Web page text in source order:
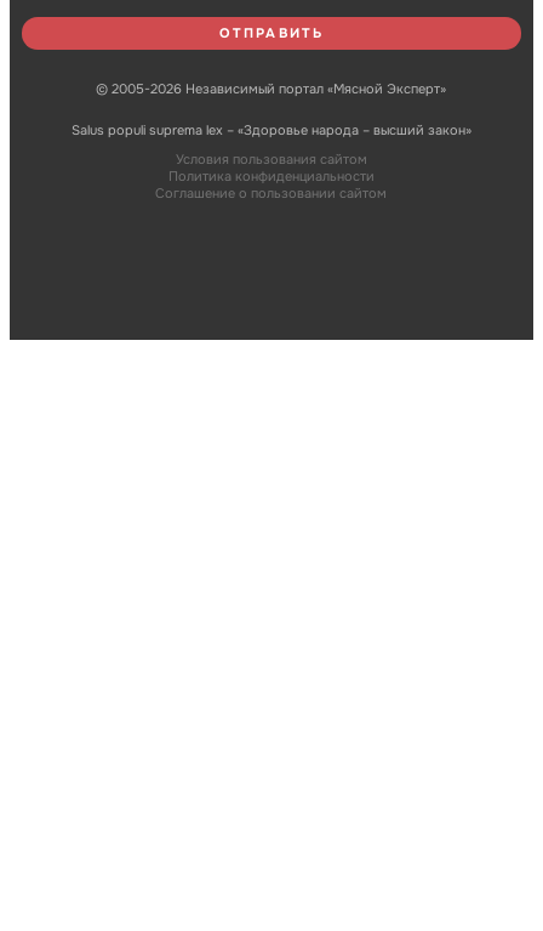
© 2005-2026 Независимый портал «Мясной Эксперт»
Salus populi suprema lex – «Здоровье народа – высший закон»
Условия пользования сайтом
Политика конфиденциальности
Соглашение о пользовании сайтом